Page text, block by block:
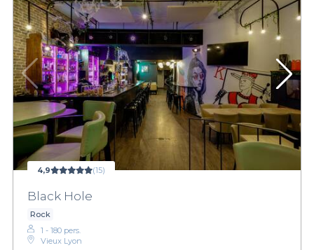
4,9 (15)
Black Hole
Rock
1 - 180 pers.
Vieux Lyon